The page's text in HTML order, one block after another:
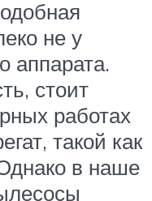
не у
аппарата.
стоит
работах
такой как
в наше